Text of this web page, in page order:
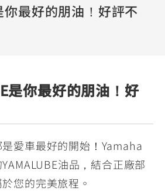
MT-
15
150
155
150
JOG
你最好的朋油！好評不
是你最好的朋油！好
愛車最好的開始！Yamaha
油品，結合正廠部
您的完美旅程。